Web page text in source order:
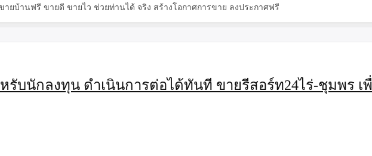
ายบ้านฟรี ขายดี ขายไว ช่วยท่านได้ จริง สร้างโอกาศการขาย ลงประกาศฟรี
รับนักลงทุน ดำเนินการต่อได้ทันที ขายรีสอร์ท24ไร่-ชุมพร เ